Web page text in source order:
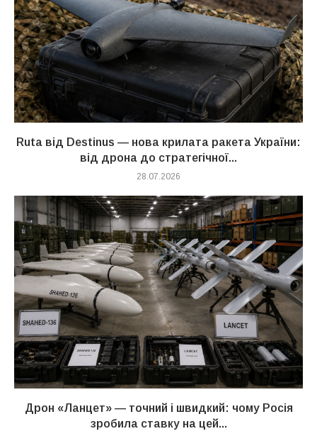
Ruta від Destinus — нова крилата ракета України:
від дрона до стратегічної...
28.07.2026
Дрон «Ланцет» — точний і швидкий: чому Росія
зробила ставку на цей...